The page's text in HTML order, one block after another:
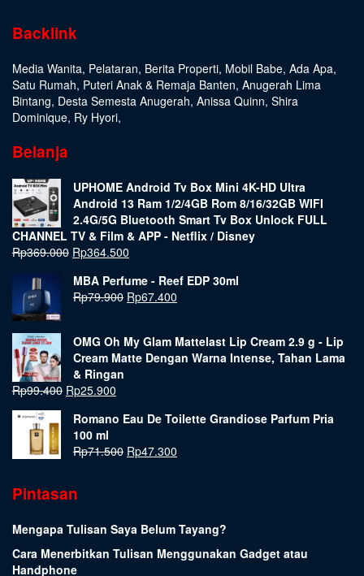
Backlink
Media Wanita, Pelataran, Berita Properti, Mobil Babe, Ada Apa,
Satu Rumah, Puteri Anak & Remaja Banten, Anugerah Lima
Bintang, Desta Semesta Anugerah, Anissa Quinn, Shira
Dominique, Ry Hyori,
Belanja
UPHOME Android Tv Box Mini 4K-HD Ultra
Android 13 Ram 1/2/4GB Rom 8/16/32GB WIFI
2.4G/5G Bluetooth Smart Tv Box Unlock FULL
CHANNEL TV & Film & APP - Netflix / Disney
Rp369.000 Rp364.500
MBA Perfume - Reef EDP 30ml
Rp79.900 Rp67.400
OMG Oh My Glam Mattelast Lip Cream 2.9 g - Lip
Cream Matte Dengan Warna Intense, Tahan Lama
& Ringan
Rp99.400 Rp25.900
Romano Eau De Toilette Grandiose Parfum Pria
100 ml
Rp71.500 Rp47.300
Pintasan
Mengapa Tulisan Saya Belum Tayang?
Cara Menerbitkan Tulisan Menggunakan Gadget atau
Handphone